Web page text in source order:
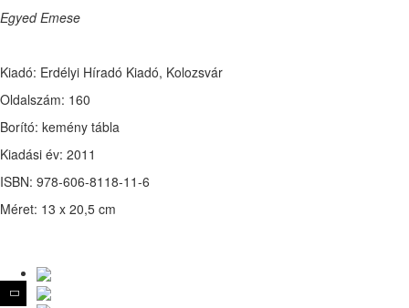
Egyed Emese
Kiadó: Erdélyi Híradó Kiadó, Kolozsvár
Oldalszám: 160
Borító: kemény tábla
Kiadási év: 2011
ISBN: 978-606-8118-11-6
Méret: 13 x 20,5 cm